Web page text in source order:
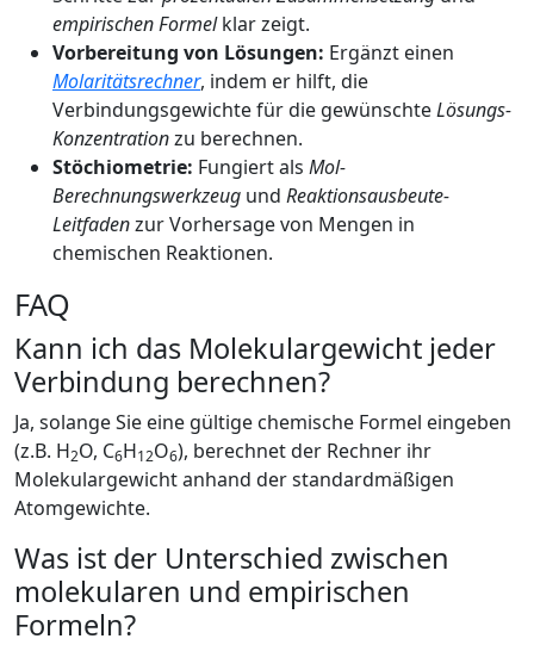
empirischen Formelklar zeigt.
Vorbereitung von Lösungen: Ergänzt einen
Molaritätsrechner, indem er hilft, die
Verbindungsgewichte für die gewünschteLösungs-
Konzentrationzu berechnen.
Stöchiometrie: Fungiert als Mol-
Berechnungswerkzeug und Reaktionsausbeute-
Leitfadenzur Vorhersage von Mengen in
chemischen Reaktionen.
FAQ
Kann ich das Molekulargewicht jeder
Verbindung berechnen?
Ja, solange Sie eine gültige chemische Formel eingeben
(z.B. H2O, C6H12O6), berechnet der Rechner ihr
Molekulargewicht anhand der standardmäßigen
Atomgewichte.
Was ist der Unterschied zwischen
molekularen und empirischen
Formeln?